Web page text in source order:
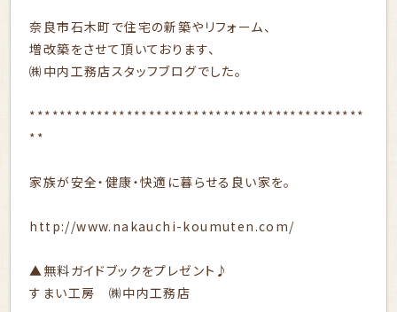
奈良市石木町で住宅の新築やリフォーム、
増改築をさせて頂いております、
㈱中内工務店スタッフブログでした。
*********************************************
**
家族が安全・健康・快適に暮らせる良い家を。
http://www.nakauchi-koumuten.com/
▲無料ガイドブックをプレゼント♪
すまい工房 ㈱中内工務店